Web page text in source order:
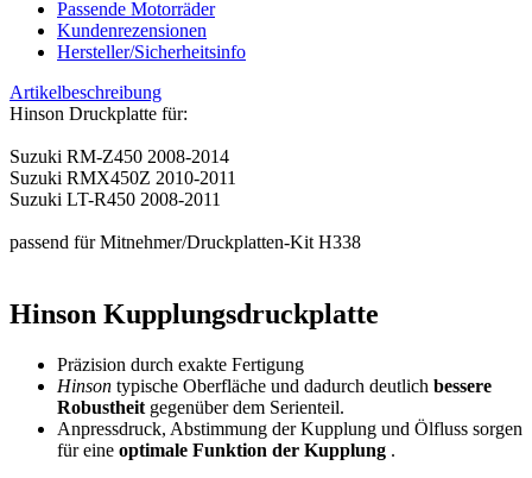
Passende Motorräder
Kundenrezensionen
Hersteller/Sicherheitsinfo
Artikelbeschreibung
Hinson Druckplatte für:
Suzuki RM-Z450 2008-2014
Suzuki RMX450Z 2010-2011
Suzuki LT-R450 2008-2011
passend für Mitnehmer/Druckplatten-Kit H338
Hinson Kupplungsdruckplatte
Präzision durch exakte Fertigung
Hinson typische Oberfläche und dadurch deutlich bessere
Robustheit gegenüber dem Serienteil.
Anpressdruck, Abstimmung der Kupplung und Ölfluss sorgen
für eine optimale Funktion der Kupplung .